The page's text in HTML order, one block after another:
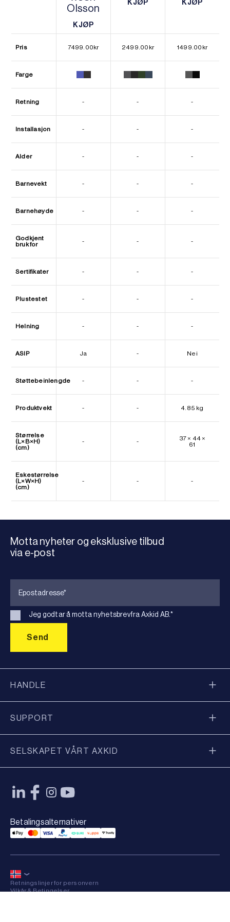
Olsson
KJØP
KJØP
KJØP
KJØP
Pris 7499.00kr 2499.00 kr 1499.00 kr
Farge
Retning - - -
Installasjon - - -
Alder - - -
Barnevekt - - -
Barnehøyde - - -
Godkjent
bruk for
- - -
Sertifikater - - -
Plustestet - - -
Helning - - -
ASIP Ja - Nei
Støttebeinlengde - - -
Produktvekt - - 4.85 kg
Størrelse
(L×B×H)
(cm)
- -
37 × 44 ×
61
Eskestørrelse
(L×W×H)
(cm)
- - -
Motta nyheter og eksklusive tilbud
via e-post
Jeg godtar å motta nyhetsbrevfra Axkid AB.*
HANDLE
SUPPORT
SELSKAPET VÅRT AXKID
Betalingsalternativer
Applepay Payment
Mastercard Payment
Visa Payment
Paypal Payment
Qliro Payment
Vipps Payment
Trustly Payment
Retningslinjer for personvern
Vilkår & Betingelser